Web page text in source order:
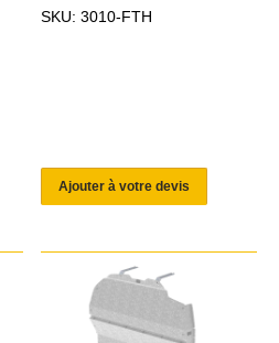
SKU: 3010-FTH
Ajouter à votre devis